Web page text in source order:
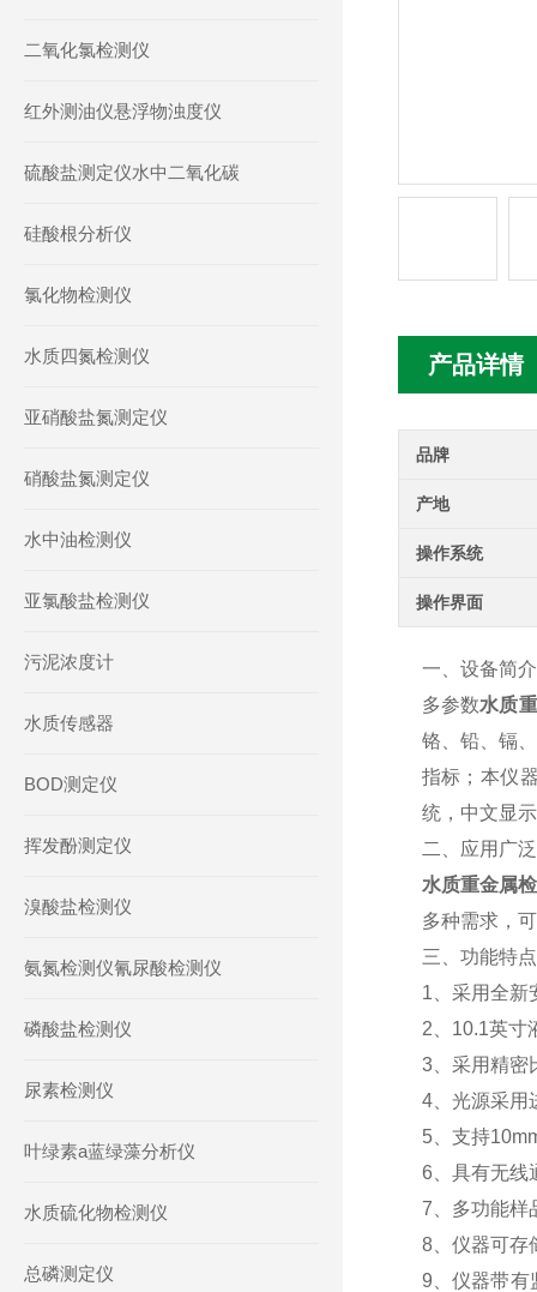
产品详情
品牌
产地
操作系统
操作界面
一、设备简
多参数水质
铬、铅、镉
指标；本仪
统，中文显
二、应用广
水质重金属
多种需求，
三、功能特
1、采用全新
2、10.1英寸
3、采用精密
4、光源采用
5、支持
6、具有无线
7、多功能样
8、仪器可存
9、仪器带有
二氧化氯检测仪
红外测油仪悬浮物浊度仪
硫酸盐测定仪水中二氧化碳
硅酸根分析仪
氯化物检测仪
水质四氮检测仪
亚硝酸盐氮测定仪
硝酸盐氮测定仪
水中油检测仪
亚氯酸盐检测仪
污泥浓度计
水质传感器
BOD测定仪
挥发酚测定仪
溴酸盐检测仪
氨氮检测仪氰尿酸检测仪
磷酸盐检测仪
尿素检测仪
叶绿素a蓝绿藻分析仪
水质硫化物检测仪
总磷测定仪